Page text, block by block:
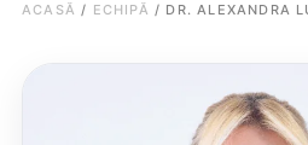
ACASĂ / ECHIPĂ / DR. ALEXANDRA